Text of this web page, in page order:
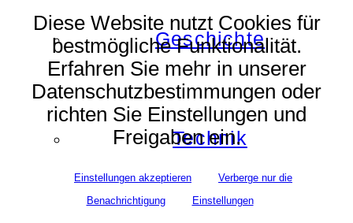
Geschichte
Technik
Diese Website nutzt Cookies für
bestmögliche Funktionalität.
Erfahren Sie mehr in unserer
Datenschutzbestimmungen oder
richten Sie Einstellungen und
Freigaben ein.
Einstellungen akzeptieren
Verberge nur die
Benachrichtigung
Einstellungen